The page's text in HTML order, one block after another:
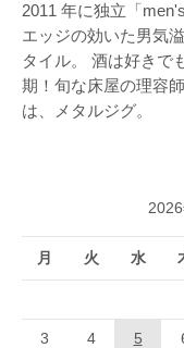
2011 年に独立「
エッジの効いた男気
タイル。 酒は好きで
期！旬な床屋の理容
は、メタルジグ。
月 火 水
3 4 5